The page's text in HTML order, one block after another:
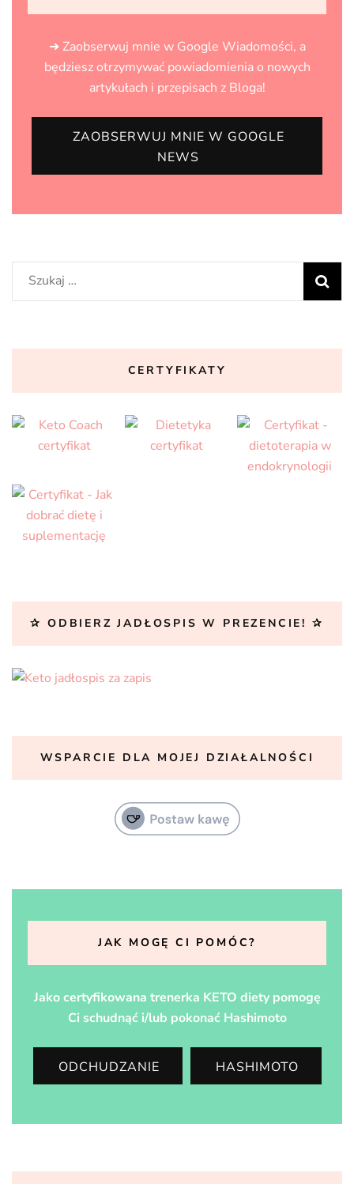
➜ Zaobserwuj mnie w Google Wiadomości, a
będziesz otrzymywać powiadomienia o nowych
artykułach i przepisach z Bloga!
ZAOBSERWUJ MNIE W GOOGLE
NEWS
Szukaj:
CERTYFIKATY
✰ ODBIERZ JADŁOSPIS W PREZENCIE! ✰
WSPARCIE DLA MOJEJ DZIAŁALNOŚCI
JAK MOGĘ CI POMÓC?
Jako certyfikowana trenerka KETO diety pomogę
Ci schudnąć i/lub pokonać Hashimoto
ODCHUDZANIE HASHIMOTO